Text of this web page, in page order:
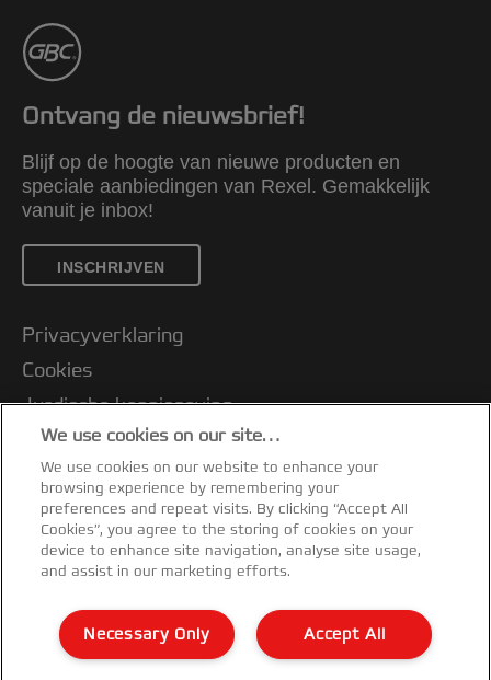
Ontvang de nieuwsbrief!
Blijf op de hoogte van nieuwe producten en
speciale aanbiedingen van Rexel. Gemakkelijk
vanuit je inbox!
INSCHRIJVEN
Privacyverklaring
Cookies
Jurdische kennisgeving
Imprint
Klantenservice
Mijn gegevens beheren
Garantievoorwaarden
Conformiteitsverklaringen
Richtlijnen bij recycling van verpakkingen
Sitemap
We use cookies on our site…
We use cookies on our website to enhance your
browsing experience by remembering your
preferences and repeat visits. By clicking “Accept All
Cookies”, you agree to the storing of cookies on your
device to enhance site navigation, analyse site usage,
and assist in our marketing efforts.
Accept All
Necessary Only